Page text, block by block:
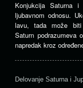
Konjukcija Saturna
ljubavnom odnosu.
lavu, tada može biti
Saturn podrazumeva
napredak kroz
Delovanje Saturna i